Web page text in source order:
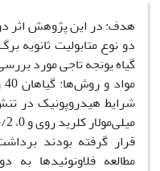
هدف: در این پژوهش اثر
دو نوع متابولیت‌ ثانویه
گیاه یونجه تاجی مورد
قرار گرفته بودند
مطالعه فلاونوئیدها